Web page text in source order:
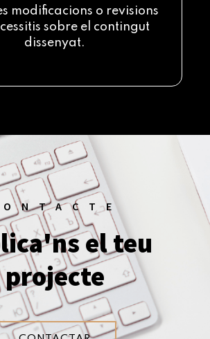
modificacions o revisions
sobre el contingut
dissenyat.
el teu
projecte